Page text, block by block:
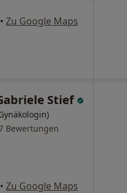
• Zu Google Maps
Stief
Bewertungen
• Zu Google Maps